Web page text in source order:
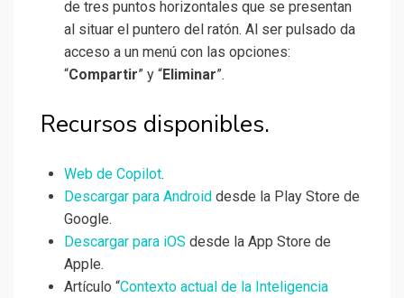
de tres puntos horizontales que se presentan
al situar el puntero del ratón. Al ser pulsado da
acceso a un menú con las opciones:
“Compartir” y “Eliminar”.
Recursos disponibles.
Web de Copilot.
Descargar para Android desde la Play Store de
Google.
Descargar para iOS desde la App Store de
Apple.
Artículo “Contexto actual de la Inteligencia